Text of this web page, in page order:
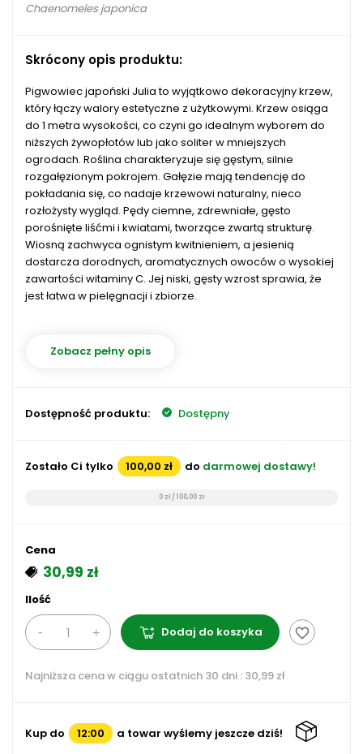
Chaenomeles japonica
Skrócony opis produktu:
Pigwowiec japoński Julia to wyjątkowo dekoracyjny krzew,
który łączy walory estetyczne z użytkowymi. Krzew osiąga
do 1 metra wysokości, co czyni go idealnym wyborem do
niższych żywopłotów lub jako soliter w mniejszych
ogrodach. Roślina charakteryzuje się gęstym, silnie
rozgałęzionym pokrojem. Gałęzie mają tendencję do
pokładania się, co nadaje krzewowi naturalny, nieco
rozłożysty wygląd. Pędy ciemne, zdrewniałe, gęsto
porośnięte liśćmi i kwiatami, tworzące zwartą strukturę.
Wiosną zachwyca ognistym kwitnieniem, a jesienią
dostarcza dorodnych, aromatycznych owoców o wysokiej
zawartości witaminy C. Jej niski, gęsty wzrost sprawia, że
jest łatwa w pielęgnacji i zbiorze.
Zobacz pełny opis
Dostępność produktu: Dostępny
Zostało Ci tylko 100,00 zł do darmowej dostawy!
0 zł / 100,00 zł
Cena
30,99 zł
Ilość
Dodaj do koszyka favorite_border
Najniższa cena w ciągu ostatnich 30 dni : 30,99 zł
Kup do 12:00 a towar wyślemy jeszcze dziś!